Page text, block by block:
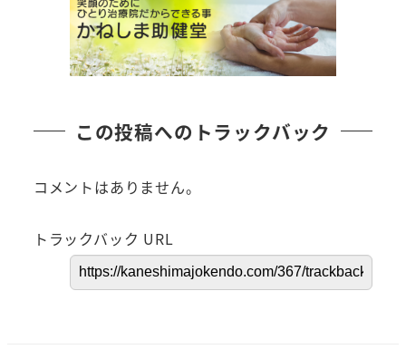
この投稿へのトラックバック
コメントはありません。
トラックバック URL